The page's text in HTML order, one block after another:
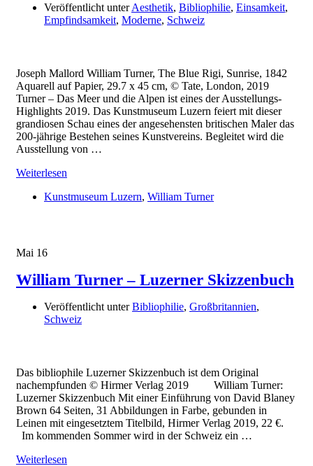
Veröffentlicht unterAesthetik, Bibliophilie, Einsamkeit,
Empfindsamkeit, Moderne, Schweiz
Joseph Mallord William Turner, The Blue Rigi, Sunrise, 1842
Aquarell auf Papier, 29.7 x 45 cm, © Tate, London, 2019
Turner – Das Meer und die Alpen ist eines der Ausstellungs-
Highlights 2019. Das Kunstmuseum Luzern feiert mit dieser
grandiosen Schau eines der angesehensten britischen Maler das
200-jährige Bestehen seines Kunstvereins. Begleitet wird die
Ausstellung von …
Weiterlesen
Kunstmuseum Luzern, William Turner
Mai 16
William Turner – Luzerner Skizzenbuch
Veröffentlicht unterBibliophilie, Großbritannien,
Schweiz
Das bibliophile Luzerner Skizzenbuch ist dem Original
nachempfunden © Hirmer Verlag 2019 William Turner:
Luzerner Skizzenbuch Mit einer Einführung von David Blaney
Brown 64 Seiten, 31 Abbildungen in Farbe, gebunden in
Leinen mit eingesetztem Titelbild, Hirmer Verlag 2019, 22 €.
Im kommenden Sommer wird in der Schweiz ein …
Weiterlesen